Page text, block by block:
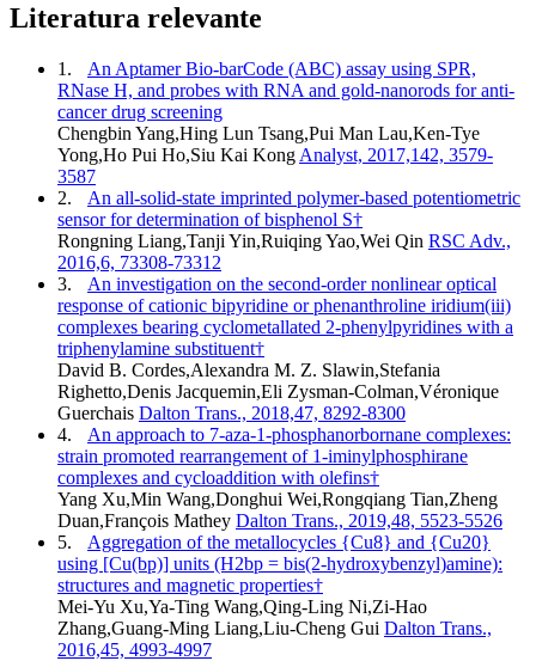
Literatura relevante
1.
An Aptamer Bio-barCode (ABC) assay using SPR,
RNase H, and probes with RNA and gold-nanorods for anti-
cancer drug screening
Chengbin Yang,Hing Lun Tsang,Pui Man Lau,Ken-Tye
Yong,Ho Pui Ho,Siu Kai Kong Analyst, 2017,142, 3579-
3587
2.
An all-solid-state imprinted polymer-based potentiometric
sensor for determination of bisphenol S†
Rongning Liang,Tanji Yin,Ruiqing Yao,Wei Qin RSC Adv.,
2016,6, 73308-73312
3.
An investigation on the second-order nonlinear optical
response of cationic bipyridine or phenanthroline iridium(iii)
complexes bearing cyclometallated 2-phenylpyridines with a
triphenylamine substituent†
David B. Cordes,Alexandra M. Z. Slawin,Stefania
Righetto,Denis Jacquemin,Eli Zysman-Colman,Véronique
Guerchais Dalton Trans., 2018,47, 8292-8300
4.
An approach to 7-aza-1-phosphanorbornane complexes:
strain promoted rearrangement of 1-iminylphosphirane
complexes and cycloaddition with olefins†
Yang Xu,Min Wang,Donghui Wei,Rongqiang Tian,Zheng
Duan,François Mathey Dalton Trans., 2019,48, 5523-5526
5.
Aggregation of the metallocycles {Cu8} and {Cu20}
using [Cu(bp)] units (H2bp = bis(2-hydroxybenzyl)amine):
structures and magnetic properties†
Mei-Yu Xu,Ya-Ting Wang,Qing-Ling Ni,Zi-Hao
Zhang,Guang-Ming Liang,Liu-Cheng Gui Dalton Trans.,
2016,45, 4993-4997